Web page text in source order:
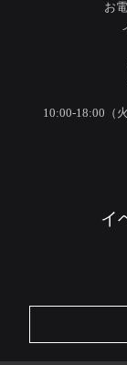
お
10:00-18:00（
イ